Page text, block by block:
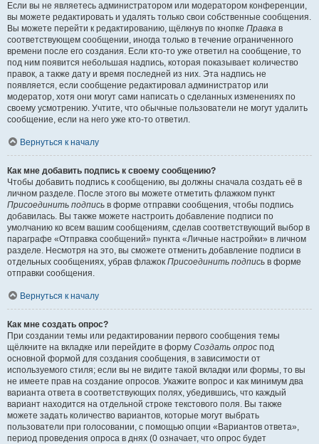
Если вы не являетесь администратором или модератором конференции,
вы можете редактировать и удалять только свои собственные сообщения.
Вы можете перейти к редактированию, щёлкнув по кнопке Правка в
соответствующем сообщении, иногда только в течение ограниченного
времени после его создания. Если кто-то уже ответил на сообщение, то
под ним появится небольшая надпись, которая показывает количество
правок, а также дату и время последней из них. Эта надпись не
появляется, если сообщение редактировал администратор или
модератор, хотя они могут сами написать о сделанных изменениях по
своему усмотрению. Учтите, что обычные пользователи не могут удалить
сообщение, если на него уже кто-то ответил.
Вернуться к началу
Как мне добавить подпись к своему сообщению?
Чтобы добавить подпись к сообщению, вы должны сначала создать её в
личном разделе. После этого вы можете отметить флажком пункт
Присоединить подпись в форме отправки сообщения, чтобы подпись
добавилась. Вы также можете настроить добавление подписи по
умолчанию ко всем вашим сообщениям, сделав соответствующий выбор в
параграфе «Отправка сообщений» пункта «Личные настройки» в личном
разделе. Несмотря на это, вы сможете отменить добавление подписи в
отдельных сообщениях, убрав флажок Присоединить подпись в форме
отправки сообщения.
Вернуться к началу
Как мне создать опрос?
При создании темы или редактировании первого сообщения темы
щёлкните на вкладке или перейдите в форму Создать опрос под
основной формой для создания сообщения, в зависимости от
используемого стиля; если вы не видите такой вкладки или формы, то вы
не имеете прав на создание опросов. Укажите вопрос и как минимум два
варианта ответа в соответствующих полях, убедившись, что каждый
вариант находится на отдельной строке текстового поля. Вы также
можете задать количество вариантов, которые могут выбрать
пользователи при голосовании, с помощью опции «Вариантов ответа»,
период проведения опроса в днях (0 означает, что опрос будет